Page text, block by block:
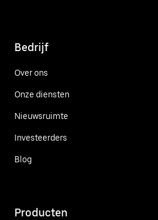
Bedrijf
Over ons
Onze diensten
Nieuwsruimte
Investeerders
Blog
Producten